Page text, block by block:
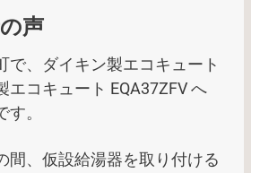
声
で、ダイキン製エコキュート
エコキュート EQA37ZFV へ
。
間、仮設給湯器を取り付ける